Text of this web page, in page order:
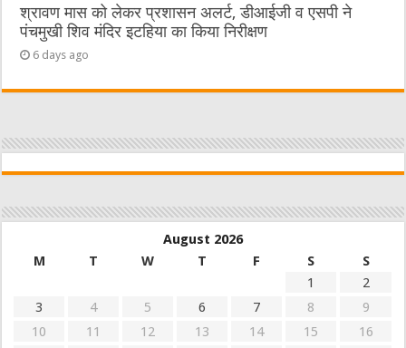
श्रावण मास को लेकर प्रशासन अलर्ट, डीआईजी व एसपी ने
पंचमुखी शिव मंदिर इटहिया का किया निरीक्षण
6 days ago
August 2026
M
T W T F S
S
1
2
3
4 5 6 7 8
9
10
11 12 13 14 15
16